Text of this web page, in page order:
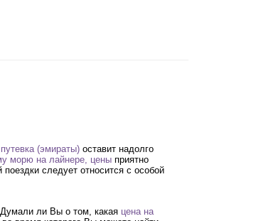
путевка (эмираты) оставит надолго
морю на лайнере, цены приятно
следует относится с особой
ли Вы о том, какая цена на